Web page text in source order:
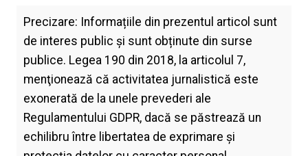
Precizare: Informațiile din prezentul articol sunt
de interes public și sunt obținute din surse
publice. Legea 190 din 2018, la articolul 7,
menţionează că activitatea jurnalistică este
exonerată de la unele prevederi ale
Regulamentului GDPR, dacă se păstrează un
echilibru între libertatea de exprimare şi